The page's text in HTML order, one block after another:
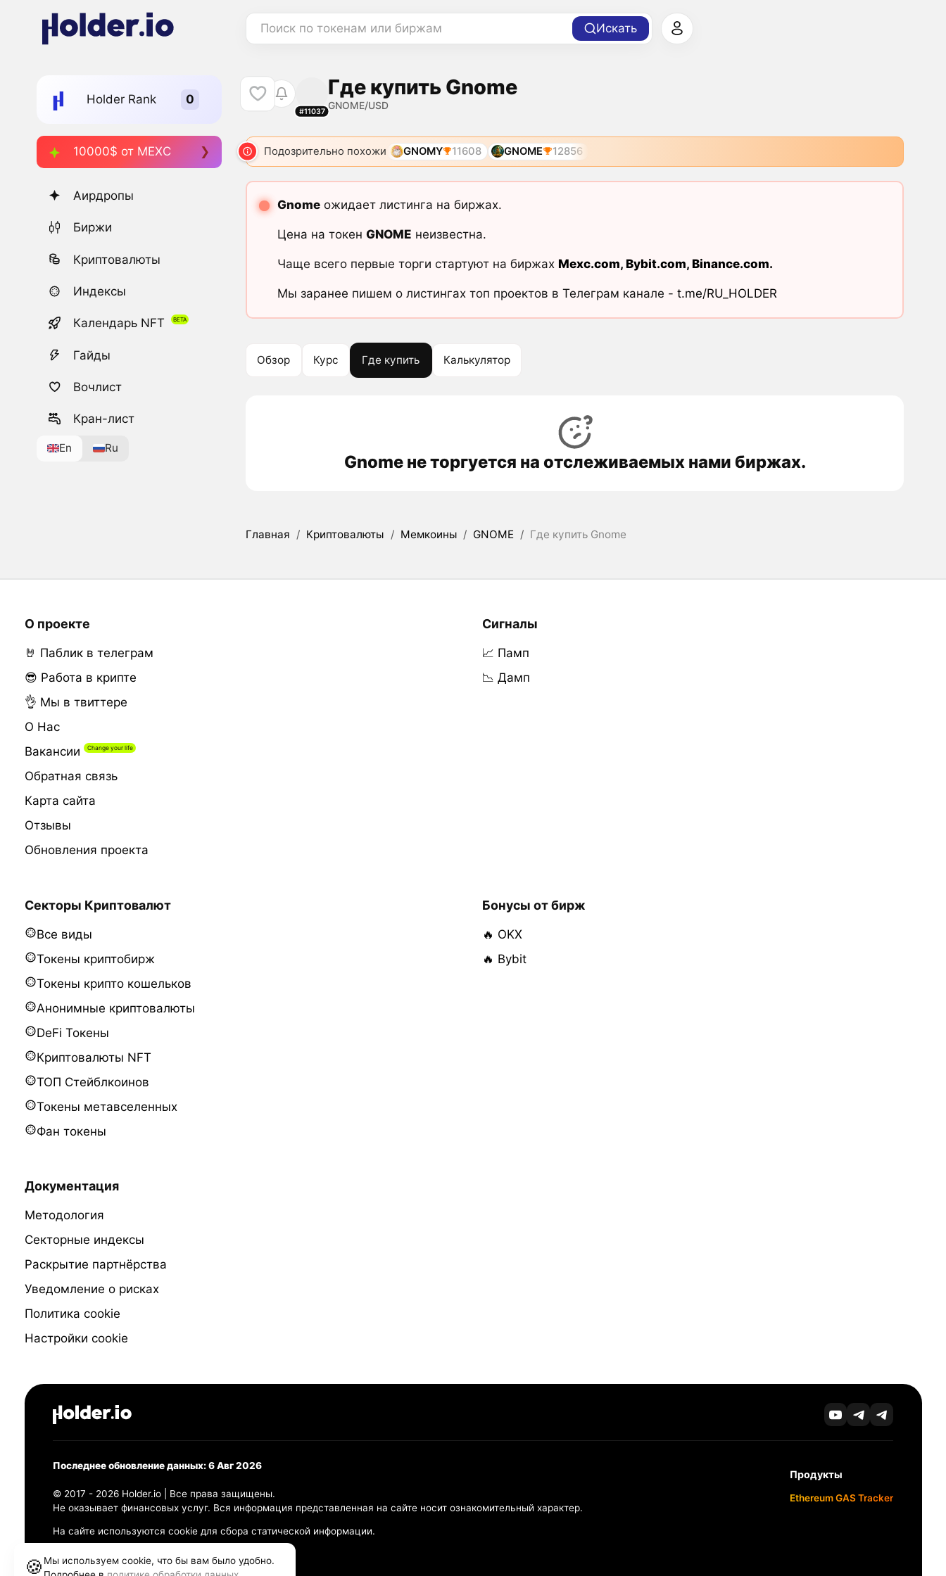
Поиск по токенам или биржам Искать
Holder Rank
10000$ от MEXC
Аирдропы
Биржи
Криптовалюты
Индексы
Календарь NFT
Гайды
Вочлист
Кран-лист
En Ru
#11037
Где купить Gnome
GNOME/USD
Подозрительно похожи GNOMY 11608 GNOME 12856
Gnomeожидает листинга на биржах.
Цена на токен GNOME неизвестна.
Чаще всего первые торги стартуют на биржах Mexc.com, Bybit.com, Binance.com.
Мы заранее пишем о листингах топ проектов в Телеграм канале - t.me/RU_HOLDER
Обзор Курс Где купить Калькулятор
Gnome не торгуется на отслеживаемых нами биржах.
Главная / Криптовалюты / Мемкоины / GNOME / Где купить Gnome
О проекте
🤘 Паблик в телеграм
😎 Работа в крипте
👌 Мы в твиттере
О Нас
Вакансии
Обратная связь
Карта сайта
Отзывы
Обновления проекта
Сигналы
📈 Памп
📉 Дамп
Секторы Криптовалют
Все виды
Токены криптобирж
Токены крипто кошельков
Анонимные криптовалюты
DeFi Токены
Криптовалюты NFT
ТОП Стейблкоинов
Токены метавселенных
Фан токены
Бонусы от бирж
🔥 OKX
🔥 Bybit
Документация
Методология
Секторные индексы
Раскрытие партнёрства
Уведомление о рисках
Политика cookie
Настройки cookie
Последнее обновление данных: 6 Авг 2026
© 2017 - 2026 Holder.io | Все права защищены.
Не оказывает финансовых услуг. Вся информация представленная на сайте носит ознакомительный характер.
На сайте используются cookie для сбора статической информации.
Политика конфиденциальности
Правила использования
🍪 Мы используем cookie, что бы вам было удобно.
Продукты
Ethereum GAS Tracker